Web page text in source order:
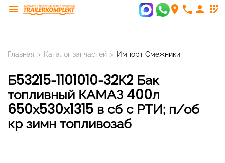
menu room phone person app_registration
Главная > Каталог запчастей > Импорт Смежники
Б53215-1101010-32К2 Бак
топливный КАМАЗ 400л
650х530х1315 в сб с РТИ; п/об
кр зимн топливозаб